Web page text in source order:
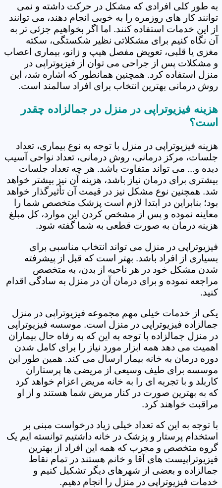
به طور کلی افرادی که مشکل در حرکت داشته و نمی
توانند کار های روزمره را به خوبی انجام دهند، می توانند
از این خدمات استفاده کنند. اما اگر بخواهیم جزئی تر به
آن نگاه کنیم برای مشکلاتی نظیر شکستگی، سکته
مغزی یا قلبی، تعویض مفصل هیپ و زانو، بیماری اعصاب
و مشکلات پس از جراحی می توان از فیزیوتراپی در
منزل استفاده کرد. همچنین همانطور که اشاره شد، این
روش درمانی بهترین انتخاب برای افراد سالمند است.
هزینه فیزیوتراپی در منزل در جمالزاده چقدر
است؟
هزینه فیزیوتراپی در منزل با توجه به نوع بیماری، تعداد
جلسات، مرکز درمانی، روش درمانی، تعداد نواحی آسیب
دیده و... می تواند متفاوت باشد. هر چه تعداد جلسات
بیشتری برای درمان نیاز باشد، هزینه آن نیز بیشتر خواهد
شد. همچنین نوع مشکل نیز در قیمت آن تأثیرگذار خواهد
بود؛ بنابراین در ابتدا لازم است پزشک متخصص شما را
معاینه نموده و پس از مشخص کردن این موارد، کل مبلغ
هزینه درمان به صورت قطعی به شما گفته شود.
فیزیوتراپی در منزل می تواند انتخاب مناسبی برای
بسیاری از افراد باشد. بهتر است که قبل از پیشرفته
شدن مشکل خود در هر ناحیه از بدن، به متخصص
مراجعه نموده و برای درمان آن در منزل به سادگی اقدام
کنید.
یکی از خدمات خیلی مهم مجموعه فیزیوتراپی در منزل
جمالزاده فیزیوتراپی در منزل است. موسسه فیزیوتراپی
در منزل جمالزاده با توجه به این که به رفاه حال بیماران
اهمیت می دهد همه ابزار مورد نیاز را برای کامل شدن
دوره درمان به خانه بیمار ارسال می کند. همین طور این
موسسه برای طیف وسیعی از مریضی ها پرستاران
کاربلد و با تجربه ای را به خانه مریض اعزام خواهد کرد
که به بهترین صورت در کنار مریض شما هستند و از او
مراقبت خواهند کرد.
با توجه به این که تعداد خیلی زیاد درخواست مبنی بر
استخدام پرستار و پزشک در خانه داشتیم توانسته ایم یک
گروه متخصص و مجرب که همه این افراد از بهترین
فیزیوتراپیست های آقا و خانم هستند در تمام نقاط
جمالزاده و بعضی از شهرهای دیگر تشکیل کنیم و
خدمات فیزیوتراپی در منزل را انجام دهیم.